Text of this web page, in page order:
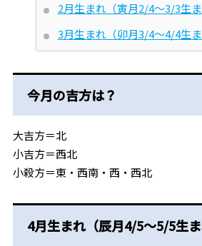
2月生まれ（寅月2/4～3/3
3月生まれ（卯月3/4～4/4
今月の吉方は？
大吉方＝北
小吉方＝西北
小殺方＝東・西南・西・西北
4月生まれ（辰月4/5～5/5生